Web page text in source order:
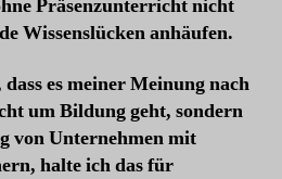
Präsenzunterricht nicht
Wissenslücken anhäufen.
es meiner Meinung nach
um Bildung geht, sondern
von Unternehmen mit
halte ich das für